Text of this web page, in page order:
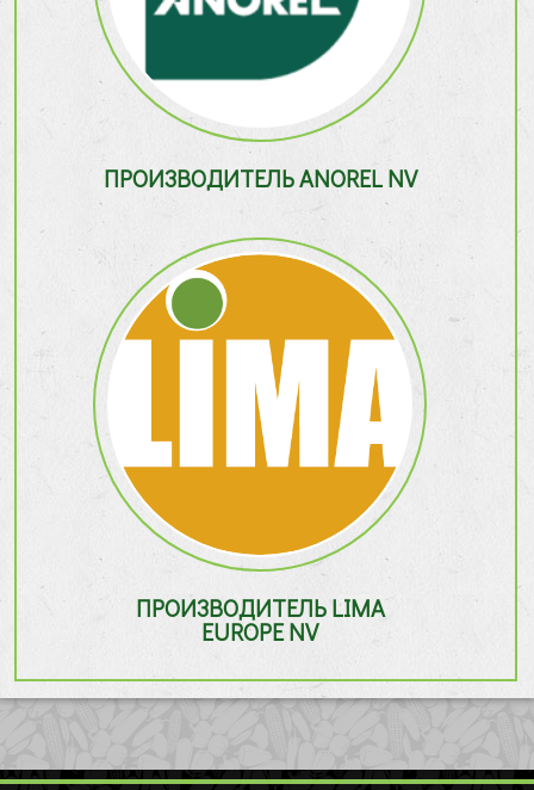
ПРОИЗВОДИТЕЛЬ ANOREL NV
ПРОИЗВОДИТЕЛЬ LIMA
EUROPE NV